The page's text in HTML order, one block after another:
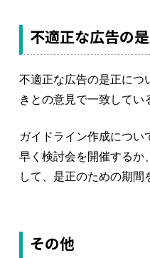
不適正な広告の
不適正な広告の是正につ
きとの意見で一致してい
ガイドライン作成につ
早く検討会を開催するか
して、是正のための期
その他